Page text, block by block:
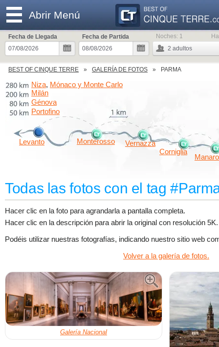
Abrir Menú
Fecha de Llegada
Fecha de Partida
2 adultos
Noches: 1
BEST OF CINQUE TERRE GALERÍA DE FOTOS PARMA
Levanto Monterosso
Vernazza
Corniglia
Génova
Milán
Niza, Mónaco y Monte Carlo
Portofino
Todas las fotos con el tag
Hacer clic en la foto para agrandarla a pantalla completa.
Hacer clic en la descripción para abrir la original con resolución 5K.
Podéis utilizar nuestras fotografías, indicando nuestro sitio web
Volver a la galería de fotos.
Galería Nacional